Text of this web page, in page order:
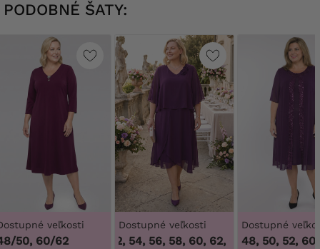
PODOBNÉ ŠATY:
veľkosti
50, 60/62
Dostupné veľkosti
50, 52, 54, 56, 58, 60, 62, 64 ,50, 52, 54,
Dostupné
48, 50, 52,